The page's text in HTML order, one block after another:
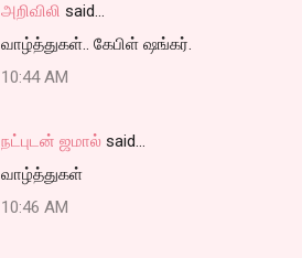
அறிவிலி said…
வாழ்த்துகள்.. கேபிள் ஷங்கர்.
10:44 AM
நட்புடன் ஜமால் said…
வாழ்த்துகள்
10:46 AM